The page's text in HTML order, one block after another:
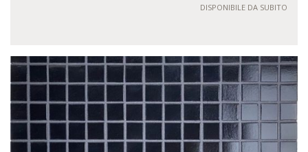
DISPONIBILE DA SUBITO